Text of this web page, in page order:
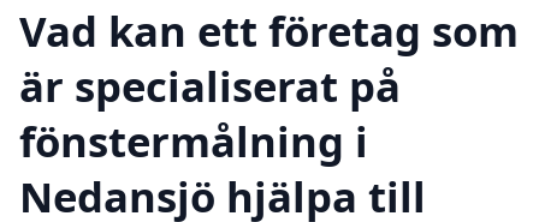
Vad kan ett företag som
är specialiserat på
fönstermålning i
Nedansjö hjälpa till